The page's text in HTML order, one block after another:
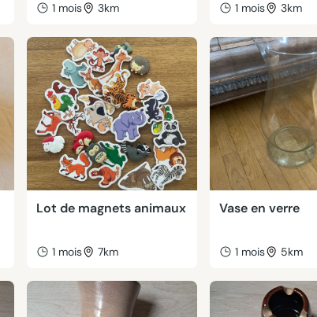
1 mois 3km 1 mois 3km
Lot de magnets animaux
1 mois 7km
Vase en verre
1 mois 5km